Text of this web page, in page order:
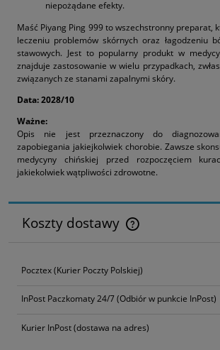
niepożądane efekty.
Maść Piyang Ping 999 to wszechstronny preparat,
leczeniu problemów skórnych oraz łagodzeniu
stawowych. Jest to popularny produkt w
znajduje zastosowanie w wielu przypadkach,
związanych ze stanami zapalnymi skóry.
Data: 2028/10
Ważne:
Opis nie jest przeznaczony do
zapobiegania jakiejkolwiek chorobie. Zawsze
medycyny chińskiej przed rozpoczęciem
jakiekolwiek wątpliwości zdrowotne.
Koszty dostawy
Cena nie zawiera ewentualnych kosztów
Pocztex(Kurier Poczty Polskiej)
InPost Paczkomaty 24/7(Odbiór w punkcie InPost)
Kurier InPost(dostawa na adres)